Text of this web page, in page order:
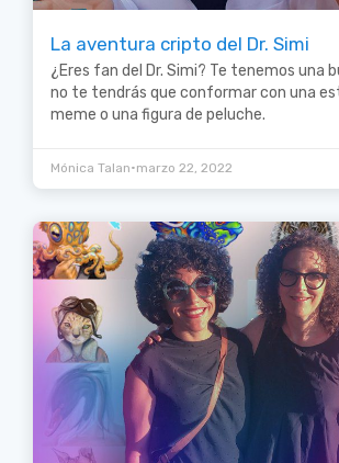
La aventura cripto del Dr. Simi
¿Eres fan del Dr. Simi? Te tenemos una
no te tendrás que conformar con una
meme o una figura de peluche.
Mónica Talan•marzo 22, 2022